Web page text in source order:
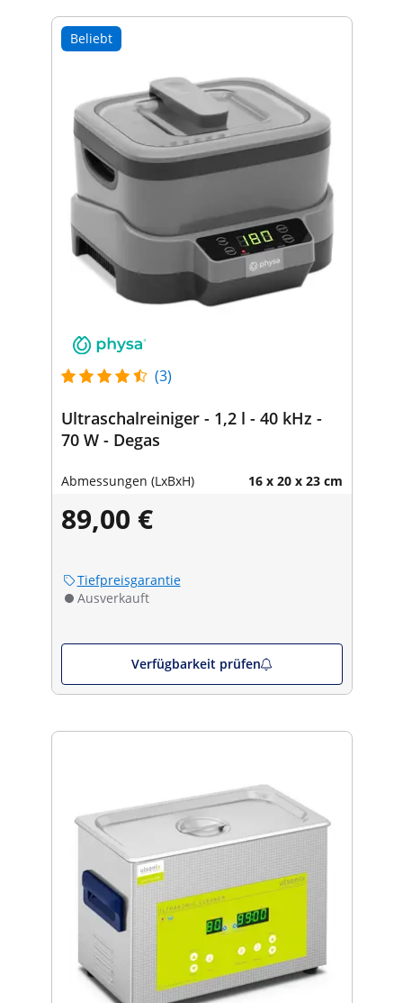
Beliebt
(3)
Ultraschalreiniger - 1,2 l - 40 kHz -
70 W - Degas
Abmessungen (LxBxH) 16 x 20 x 23 cm
89,00 €
Tiefpreisgarantie
Ausverkauft
Verfügbarkeit prüfen